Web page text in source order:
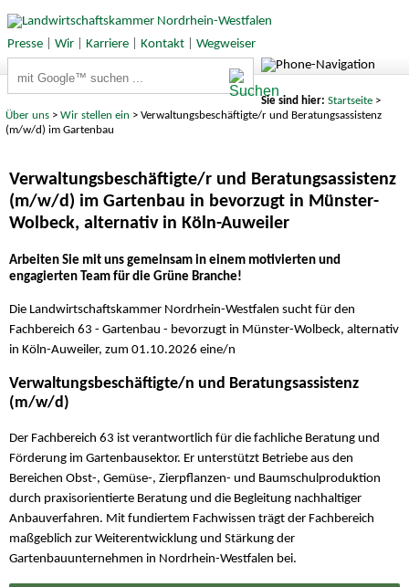
Presse| Wir| Karriere| Kontakt| Wegweiser
Sie sind hier: Startseite>
Über uns >Wir stellen ein > Verwaltungsbeschäftigte/r und Beratungsassistenz
(m/w/d) im Gartenbau
Verwaltungsbeschäftigte/r und Beratungsassistenz
(m/w/d) im Gartenbau in bevorzugt in Münster-
Wolbeck, alternativ in Köln-Auweiler
Arbeiten Sie mit uns gemeinsam in einem motivierten und
engagierten Team für die Grüne Branche!
Die Landwirtschaftskammer Nordrhein-Westfalen sucht für den
Fachbereich 63 - Gartenbau - bevorzugt in Münster-Wolbeck, alternativ
in Köln-Auweiler, zum 01.10.2026 eine/n
Verwaltungsbeschäftigte/n und Beratungsassistenz
(m/w/d)
Der Fachbereich 63 ist verantwortlich für die fachliche Beratung und
Förderung im Gartenbausektor. Er unterstützt Betriebe aus den
Bereichen Obst-, Gemüse-, Zierpflanzen- und Baumschulproduktion
durch praxisorientierte Beratung und die Begleitung nachhaltiger
Anbauverfahren. Mit fundiertem Fachwissen trägt der Fachbereich
maßgeblich zur Weiterentwicklung und Stärkung der
Gartenbauunternehmen in Nordrhein-Westfalen bei.